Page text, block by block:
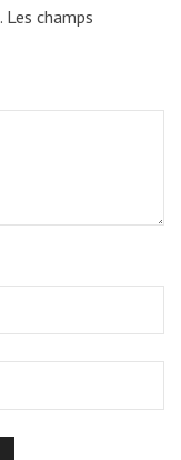
Les champs